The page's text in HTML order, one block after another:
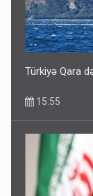
Türkiyə Qara
15:55